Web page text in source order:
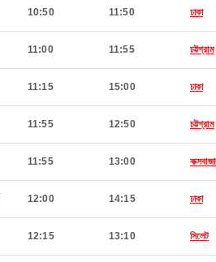
10:50 11:50 ঢাকা
11:00 11:55 চট্টগ্রাম
11:15 15:00 ঢাকা
11:55 12:50 চট্টগ্রাম
11:55 13:00
12:00 14:15 ঢাকা
12:15 13:10 সিলেট